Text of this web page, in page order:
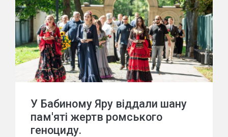
У Бабиному Яру віддали шану
пам'яті жертв ромського
геноциду.